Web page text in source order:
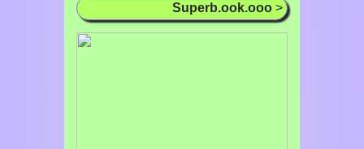
Superb.ook.ooo >